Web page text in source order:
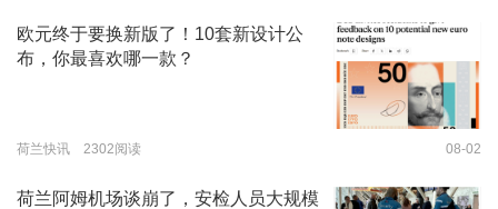
欧元终于要换新版了！10套新设计公
布，你最喜欢哪一款？
荷兰快讯 2302阅读 08-02
荷兰阿姆机场谈崩了，安检人员大规模